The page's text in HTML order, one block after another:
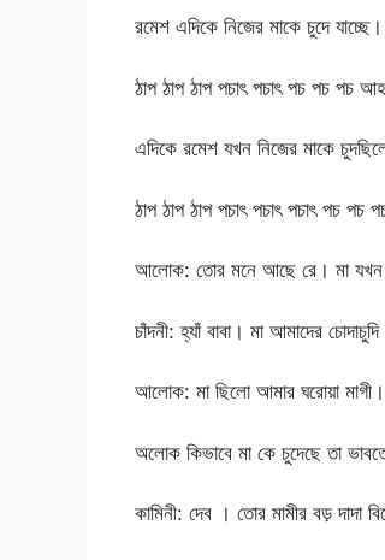
রমেশ এদিকে নিজের মাকে চুদে
ঠাপ ঠাপ ঠাপ পচাৎ পচাৎ পচ পচ
এদিকে রমেশ যখন নিজের মাকে
ঠাপ ঠাপ ঠাপ পচাৎ পচাৎ পচাৎ
আলোক: তোর মনে আছে রে। মা যখন
চাঁদনী: হ্যাঁ বাবা। মা আমাদের
আলোক: মা ছিলো আমার ঘরোয়া মাগী।
অলোক কিভাবে মা কে চুদেছে তা
কামিনী: দেব । তোর মামীর বড় দাদা